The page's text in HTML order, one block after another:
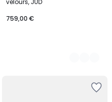
velours, JUD
759,00 €